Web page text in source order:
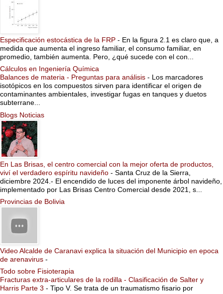
Especificación estocástica de la FRP - En la figura 2.1 es claro que, a
medida que aumenta el ingreso familiar, el consumo familiar, en
promedio, también aumenta. Pero, ¿qué sucede con el con...
Cálculos en Ingeniería Química
Balances de materia - Preguntas para análisis - Los marcadores
isotópicos en los compuestos sirven para identificar el origen de
contaminantes ambientales, investigar fugas en tanques y duetos
subterrane...
Blogs Noticias
En Las Brisas, el centro comercial con la mejor oferta de productos,
viví el verdadero espíritu navideño - Santa Cruz de la Sierra,
diciembre 2024.- El encendido de luces del imponente árbol navideño,
implementado por Las Brisas Centro Comercial desde 2021, s...
Provincias de Bolivia
Video Alcalde de Caranavi explica la situación del Municipio en epoca
de arenavirus -
Todo sobre Fisioterapia
Fracturas extra-articulares de la rodilla - Clasificación de Salter y
Harris Parte 3 - Tipo V. Se trata de un traumatismo fisario por